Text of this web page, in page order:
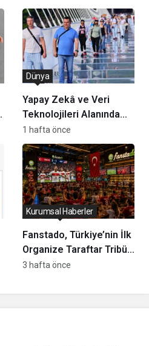
Özgürlükler Adası’nda
Sahiplerini Buldu
Yapay Zekâ ve Veri
Teknolojileri Alanında
Yeni Yatırım Kararı
Açıklandı
Dünya
1 hafta önce
Fanstado, Türkiye’nin İlk
Organize Taraftar Tribün
Ağını Kuruyor: İşletmeler
Kurumsal Haberler
3 hafta önce